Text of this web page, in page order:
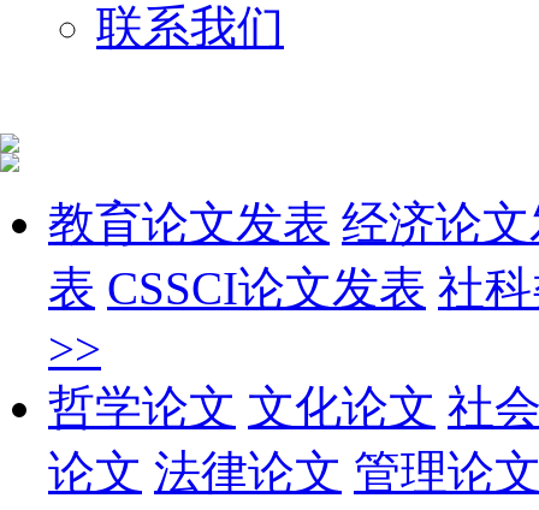
联系我们
教育论文发表 经济论
表 CSSCI论文发表 社
>>
哲学论文 文化论文 社
论文 法律论文 管理论